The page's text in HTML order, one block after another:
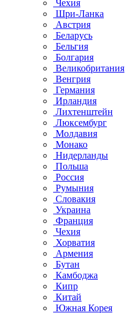
Чехия
Шри-Ланка
Австрия
Беларусь
Бельгия
Болгария
Великобритания
Венгрия
Германия
Ирландия
Лихтенштейн
Люксембург
Молдавия
Монако
Нидерланды
Польша
Россия
Румыния
Словакия
Украина
Франция
Чехия
Хорватия
Армения
Бутан
Камбоджа
Кипр
Китай
Южная Корея